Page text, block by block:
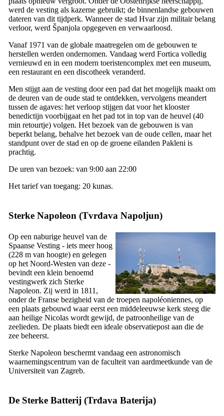
werd de vesting als kazerne gebruikt; de binnenlandse gebouwen
dateren van dit tijdperk. Wanneer de stad Hvar zijn militair belang
verloor, werd Španjola opgegeven en verwaarloosd.
Vanaf 1971 van de globale maatregelen om de gebouwen te
herstellen werden ondernomen. Vandaag werd Fortica volledig
vernieuwd en in een modern toeristencomplex met een museum,
een restaurant en een discotheek veranderd.
Men stijgt aan de vesting door een pad dat het mogelijk maakt om
de deuren van de oude stad te ontdekken, vervolgens meandert
tussen de agaves: het verloop stijgen dat voor het klooster
benedictijn voorbijgaat en het pad tot in top van de heuvel (40
min retourtje) volgen. Het bezoek van de gebouwen is van
beperkt belang, behalve het bezoek van de oude cellen, maar het
standpunt over de stad en op de groene eilanden Pakleni is
prachtig.
De uren van bezoek: van 9:00 aan 22:00
Het tarief van toegang: 20 kunas.
Sterke Napoleon (Tvrđava Napoljun)
Op een naburige heuvel van de
Spaanse Vesting - iets meer hoog
(228 m van hoogte) en gelegen
op het Noord-Westen van deze -
bevindt een klein benoemd
vestingwerk zich Sterke
Napoleon. Zij werd in 1811,
onder de Franse bezigheid van de troepen napoléoniennes, op
een plaats gebouwd waar eerst een middeleeuwse kerk steeg die
aan heilige Nicolas wordt gewijd, de patroonheilige van de
zeelieden. De plaats biedt een ideale observatiepost aan die de
zee beheerst.
Sterke Napoleon beschermt vandaag een astronomisch
waarnemingscentrum van de faculteit van aardmeetkunde van de
Universiteit van Zagreb.
De Sterke Batterij (Trđava Baterija)